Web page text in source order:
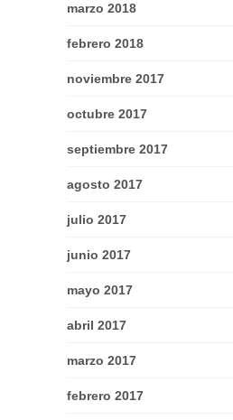
marzo 2018
febrero 2018
noviembre 2017
octubre 2017
septiembre 2017
agosto 2017
julio 2017
junio 2017
mayo 2017
abril 2017
marzo 2017
febrero 2017